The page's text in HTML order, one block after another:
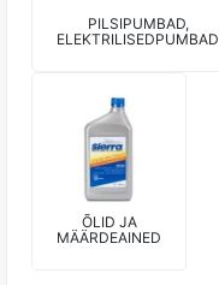
PILSIPUMBAD,
ELEKTRILISEDPUMBAD
ÕLID JA
MÄÄRDEAINED